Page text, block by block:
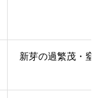
新芽の過繁茂・窒